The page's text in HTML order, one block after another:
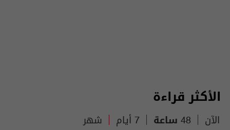
الأكثر قراءة
الآن 48 ساعة 7 أيام شهر